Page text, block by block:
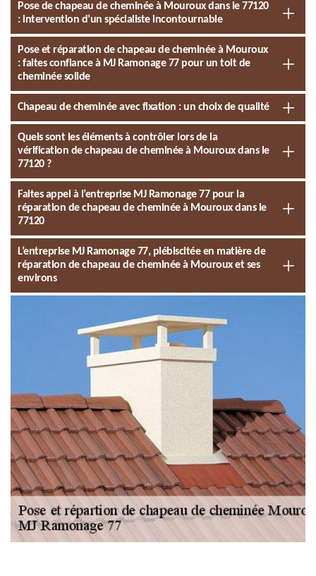
Pose de chapeau de cheminée à Mouroux dans le 77120
: intervention d’un spécialiste incontournable
Pose et réparation de chapeau de cheminée à Mouroux
: faites confiance à MJ Ramonage 77 pour un toit de
cheminée solide
Chapeau de cheminée avec fixation : un choix de qualité
Quels sont les éléments à contrôler lors de la
vérification de chapeau de cheminée à Mouroux dans le
77120 ?
Faites appel à l’entreprise MJ Ramonage 77 pour la
réparation de chapeau de cheminée à Mouroux dans le
77120
L’entreprise MJ Ramonage 77, plébiscitée en matière de
réparation de chapeau de cheminée à Mouroux et ses
environs